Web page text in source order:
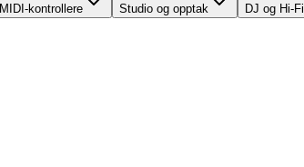
MIDI-kontrollere Studio og opptak DJ og Hi-Fi